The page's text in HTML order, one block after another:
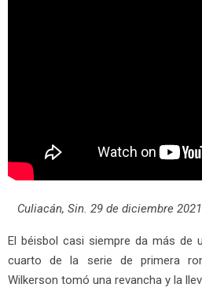
Culiacán, Sin. 29 de diciembre
El béisbol casi siempre da más de
cuarto de la serie de primera
Wilkerson tomó una revancha y la